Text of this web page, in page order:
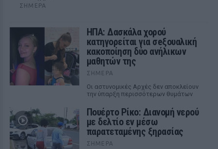
ΣΉΜΕΡΑ
ΗΠΑ: Δασκάλα χορού
κατηγορείται για σeξουαλική
κακοποίηση δύο ανήλικων
μαθητών της
ΣΉΜΕΡΑ
Οι αστυνομικές Αρχές δεν αποκλείουν
την ύπαρξη περισσότερων θυμάτων
Πουέρτο Ρίκο: Διανομή νερού
με δελτίο εν μέσω
παρατεταμένης ξηρασίας
ΣΉΜΕΡΑ